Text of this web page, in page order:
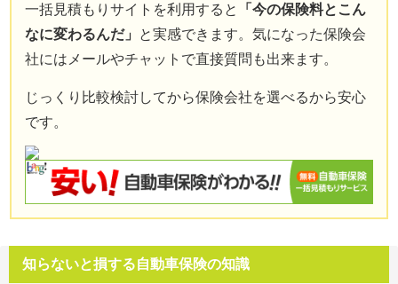
一括見積もりサイトを利用すると
「今の保険料とこん
なに変わるんだ」
と実感できます。気になった保険会
社にはメールやチャットで直接質問も出来ます。
じっくり比較検討してから保険会社を選べるから安心
です。
知らないと損する自動車保険の知識